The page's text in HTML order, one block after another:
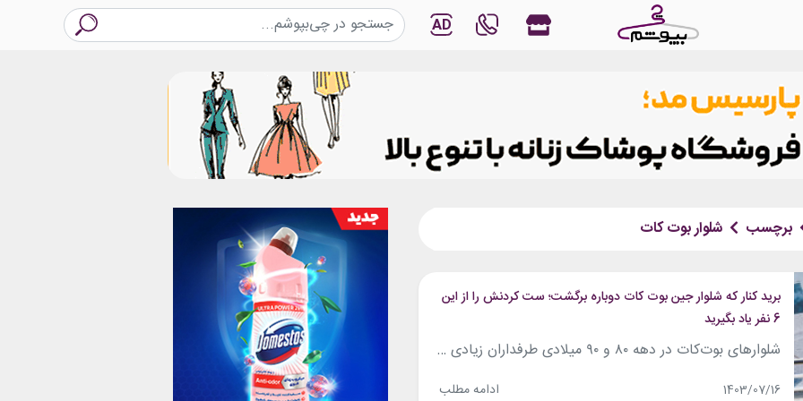
AD
برچسب شلوار بوت کات
برید کنار که شلوار جین بوت کات دوباره برگشت؛ ست کردنش را از این
6 نفر یاد بگیرید
شلوارهای بوت‌کات در دهه ۸۰ و ۹۰ میلادی طرفداران زیادی داشتند، اما برای سال‌ها از ترندهای مد و فشن دور شدند و کمتر پای خانم‌های خوش‌پوش دیده می‌شدند. سال ۲۰۲۴، سال بازگشت بسیاری از ترندهای دهه ۹۰ بود. یکی از این ترندهایی که دوباره به دنیای مد و فشن بازگشته‌اند، شلوارهای بوت‌کات هستند. به طور...
1403/07/16 ادامه مطلب